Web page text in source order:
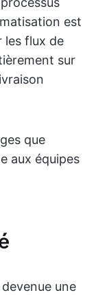
est
les flux de
sur
que
aux équipes
une